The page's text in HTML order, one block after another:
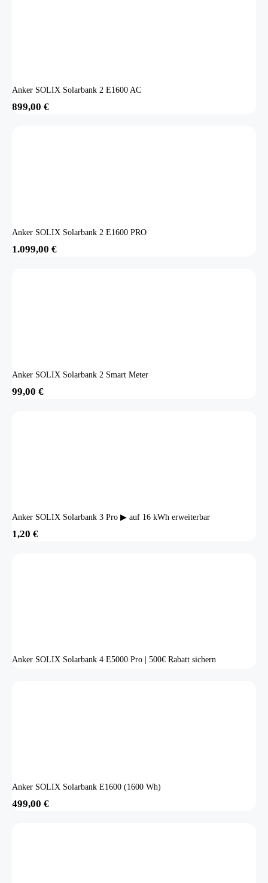
Anker SOLIX Solarbank 2 E1600 AC
899,00 €
Anker SOLIX Solarbank 2 E1600 PRO
1.099,00 €
Anker SOLIX Solarbank 2 Smart Meter
99,00 €
Anker SOLIX Solarbank 3 Pro ▶ auf 16 kWh erweiterbar
1,20 €
Anker SOLIX Solarbank 4 E5000 Pro | 500€ Rabatt sichern
Anker SOLIX Solarbank E1600 (1600 Wh)
499,00 €